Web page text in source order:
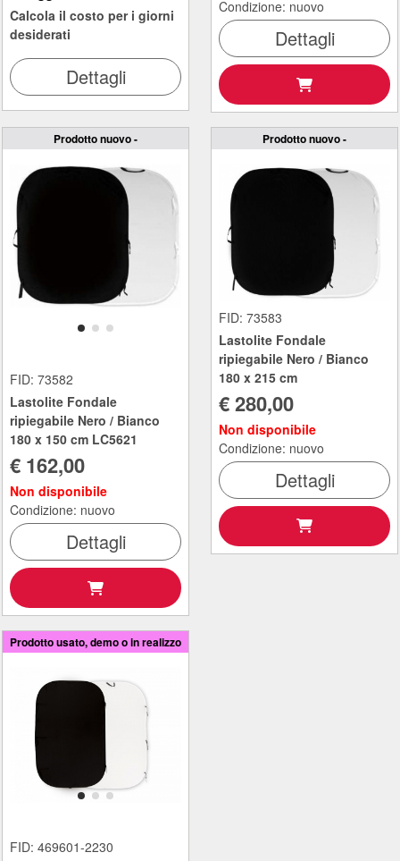
Calcola il costo per i giorni
desiderati
Dettagli
Condizione: nuovo
Dettagli
Prodotto nuovo -
FID: 73582
Lastolite Fondale
ripiegabile Nero / Bianco
180 x 150 cm LC5621
€ 162,00
Non disponibile
Condizione: nuovo
Dettagli
Prodotto nuovo -
FID: 73583
Lastolite Fondale
ripiegabile Nero / Bianco
180 x 215 cm
€ 280,00
Non disponibile
Condizione: nuovo
Dettagli
Prodotto usato, demo o in realizzo
FID: 469601-2230